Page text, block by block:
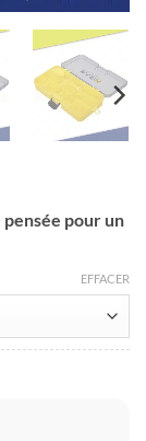
pour un
EFFACER